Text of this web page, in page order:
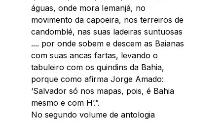
águas, onde mora Iemanjá, no
movimento da capoeira, nos terreiros de
candomblé, nas suas ladeiras suntuosas
.... por onde sobem e descem as Baianas
com suas ancas fartas, levando o
tabuleiro com os quindins da Bahia,
porque como afirma Jorge Amado:
‘Salvador só nos mapas, pois, é Bahia
mesmo e com H’.”.
No segundo volume de antologia